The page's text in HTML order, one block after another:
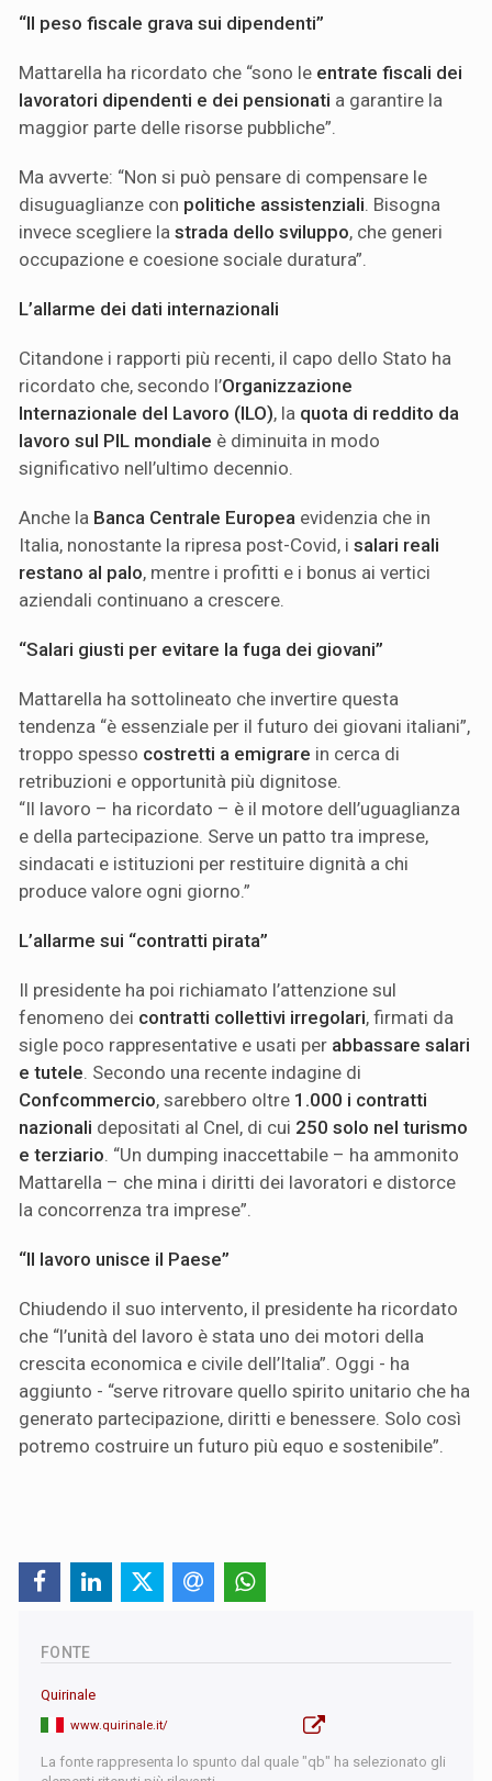
“Il peso fiscale grava sui dipendenti”
Mattarella ha ricordato che “sono le entrate fiscali dei
lavoratori dipendenti e dei pensionati a garantire la
maggior parte delle risorse pubbliche”.
Ma avverte: “Non si può pensare di compensare le
disuguaglianze con politiche assistenziali. Bisogna
invece scegliere la strada dello sviluppo, che generi
occupazione e coesione sociale duratura”.
L’allarme dei dati internazionali
Citandone i rapporti più recenti, il capo dello Stato ha
ricordato che, secondo l’Organizzazione
Internazionale del Lavoro (ILO), la quota di reddito da
lavoro sul PIL mondiale è diminuita in modo
significativo nell’ultimo decennio.
Anche la Banca Centrale Europea evidenzia che in
Italia, nonostante la ripresa post-Covid, i salari reali
restano al palo, mentre i profitti e i bonus ai vertici
aziendali continuano a crescere.
“Salari giusti per evitare la fuga dei giovani”
Mattarella ha sottolineato che invertire questa
tendenza “è essenziale per il futuro dei giovani italiani”,
troppo spesso costretti a emigrare in cerca di
retribuzioni e opportunità più dignitose.
“Il lavoro – ha ricordato – è il motore dell’uguaglianza
e della partecipazione. Serve un patto tra imprese,
sindacati e istituzioni per restituire dignità a chi
produce valore ogni giorno.”
L’allarme sui “contratti pirata”
Il presidente ha poi richiamato l’attenzione sul
fenomeno dei contratti collettivi irregolari, firmati da
sigle poco rappresentative e usati per abbassare salari
e tutele. Secondo una recente indagine di
Confcommercio, sarebbero oltre 1.000 i contratti
nazionali depositati al Cnel, di cui 250 solo nel turismo
e terziario. “Un dumping inaccettabile – ha ammonito
Mattarella – che mina i diritti dei lavoratori e distorce
la concorrenza tra imprese”.
“Il lavoro unisce il Paese”
Chiudendo il suo intervento, il presidente ha ricordato
che “l’unità del lavoro è stata uno dei motori della
crescita economica e civile dell’Italia”. Oggi - ha
aggiunto - “serve ritrovare quello spirito unitario che ha
generato partecipazione, diritti e benessere. Solo così
potremo costruire un futuro più equo e sostenibile”.
FONTE
Quirinale
www.quirinale.it/
La fonte rappresenta lo spunto dal quale "qb" ha selezionato gli